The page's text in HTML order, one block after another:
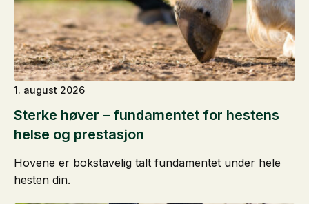
Sterke høver – fundamentet for hestens
helse og prestasjon
1. august 2026
Hovene er bokstavelig talt fundamentet under hele
hesten din.